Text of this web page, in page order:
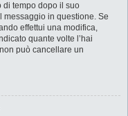
di tempo dopo il suo
messaggio in questione. Se
effettui una modifica,
quante volte l’hai
può cancellare un